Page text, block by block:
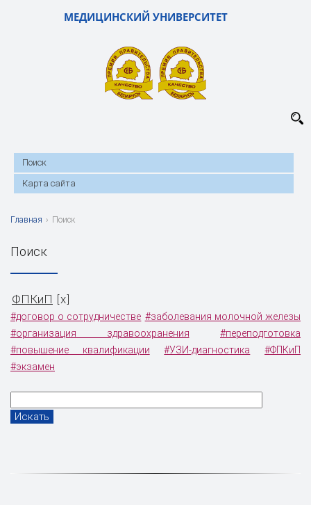
МЕДИЦИНСКИЙ УНИВЕРСИТЕТ
Поиск
Карта сайта
Главная › Поиск
Поиск
ФПКиП x
#договор о сотрудничестве #заболевания молочной железы
#организация здравоохранения
#переподготовка
#повышение квалификации
#УЗИ-диагностика
#ФПКиП
#экзамен